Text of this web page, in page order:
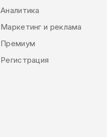
Аналитика
Маркетинг и реклама
Премиум
Регистрация